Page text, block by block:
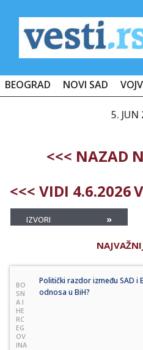
BEOGRAD NOVI SAD
5. JUN
<<< NAZAD
<<< VIDI 4.6.2026
IZVORI »
BO
SN
A I
HE
RC
EG
OV
INA
Politički razdor između SAD i
odnosa u BiH?